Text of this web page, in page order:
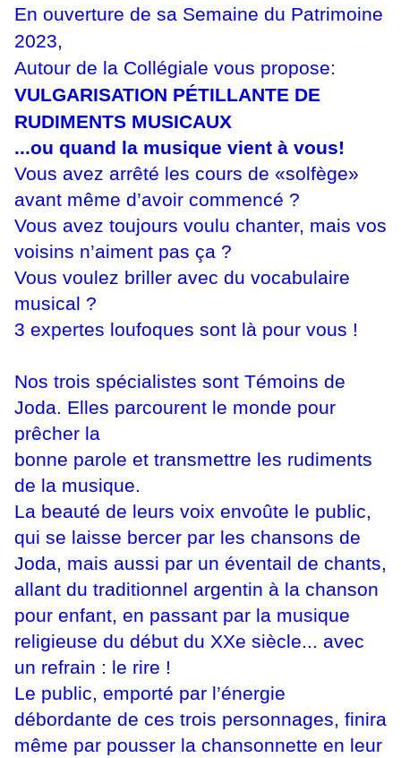
En ouverture de sa Semaine du Patrimoine
2023,
Autour de la Collégiale vous propose:
VULGARISATION PÉTILLANTE DE
RUDIMENTS MUSICAUX
...ou quand la musique vient à vous!
Vous avez arrêté les cours de «solfège»
avant même d’avoir commencé ?
Vous avez toujours voulu chanter, mais vos
voisins n’aiment pas ça ?
Vous voulez briller avec du vocabulaire
musical ?
3 expertes loufoques sont là pour vous !
Nos trois spécialistes sont Témoins de
Joda. Elles parcourent le monde pour
prêcher la
bonne parole et transmettre les rudiments
de la musique.
​La beauté de leurs voix envoûte le public,
qui se laisse bercer par les chansons de
Joda, mais aussi par un éventail de chants,
allant du traditionnel argentin à la chanson
pour enfant, en passant par la musique
religieuse du début du XXe siècle... avec
un refrain : le rire !
Le public, emporté par l’énergie
débordante de ces trois personnages, finira
même par pousser la chansonnette en leur